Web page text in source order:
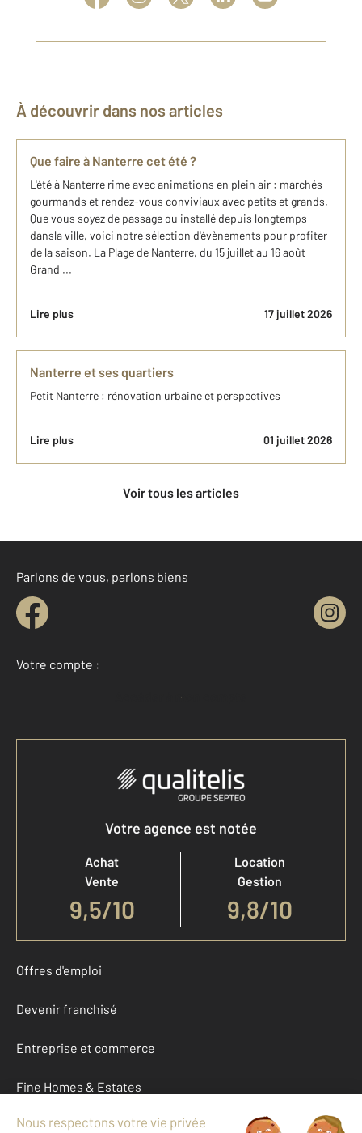
À découvrir dans nos articles
Que faire à Nanterre cet été ?
L'été à Nanterre rime avec animations en plein air : marchés
gourmands et rendez-vous conviviaux avec petits et grands.
Que vous soyez de passage ou installé depuis longtemps
dansla ville, voici notre sélection d'évènements pour profiter
de la saison. La Plage de Nanterre, du 15 juillet au 16 août
Grand ...
Lire plus 17 juillet 2026
Nanterre et ses quartiers
Petit Nanterre : rénovation urbaine et perspectives
Lire plus 01 juillet 2026
Voir tous les articles
Parlons de vous, parlons biens
Votre compte :
Accéder à mon compte
Votre agence est notée
Achat
Vente
9,5/10
Location
Gestion
9,8/10
Offres d'emploi
Devenir franchisé
Entreprise et commerce
Fine Homes & Estates
À propos